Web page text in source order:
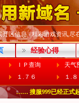
区信息 - 精彩游戏资讯,尽
经验心得
ＩＰ查询
天气
１.７６ １.
…… 偶尔打不开
…… 搜服999已经正式